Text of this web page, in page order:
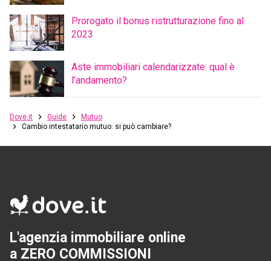
Prorogato il bonus ristrutturazione fino al
2023
Aste immobiliari calendarizzate: qual è
l’andamento?
Dove.it Guide
Mutuo
Cambio intestatario mutuo: si può cambiare?
L'agenzia immobiliare online
a ZERO COMMISSIONI